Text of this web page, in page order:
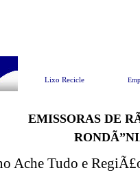
Lixo Recicle
EMISSORAS DE
Ache Tudo e